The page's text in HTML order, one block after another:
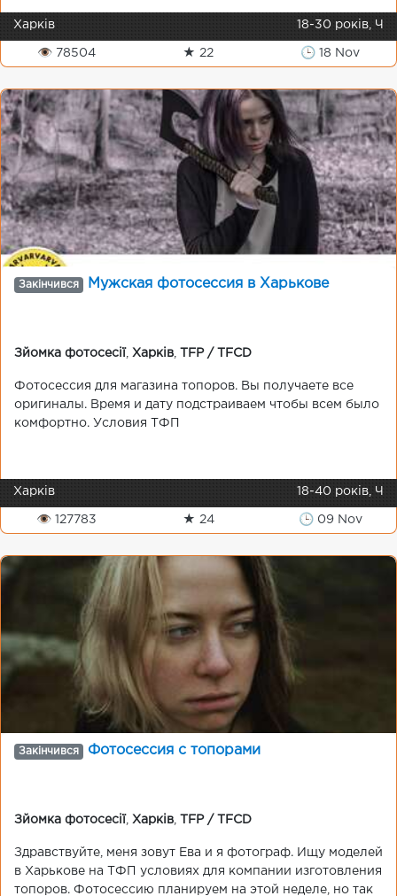
Харків 18-30 років, Ч
👁 78504 ★ 22 🕒 18 Nov
Закінчився Мужская фотосессия в Харькове
Зйомка фотосесії Харків TFP / TFCD
Фотосессия для магазина топоров. Вы получаете все
оригиналы. Время и дату подстраиваем чтобы всем было
комфортно. Условия ТФП
Харків 18-40 років, Ч
👁 127783 ★ 24 🕒 09 Nov
Закінчився Фотосессия с топорами
Зйомка фотосесії Харків TFP / TFCD
Здравствуйте, меня зовут Ева и я фотограф. Ищу моделей
в Харькове на ТФП условиях для компании изготовления
топоров. Фотосессию планируем на этой неделе, но так